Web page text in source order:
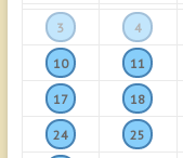
3 4
10 11
17 18
24 25